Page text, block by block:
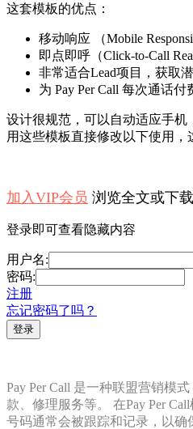
这套模板的优点：
移动响应 （Mobile
即点即呼（Click-to-Call
非常适合Lead项目，获取潜
为 Pay Per Call 每次通话付
设计很规范，可以自动适应手机
用这些模板直接修改以下使用，
加入VIP会员 浏览全文或下载
登录即可查看隐藏内容
用户名:
密码:
注册
忘记密码了吗？
Pay Per Call 是一种联盟营销模
款、修理服务等。 在Pay Per
号码通常会被跟踪和记录，以